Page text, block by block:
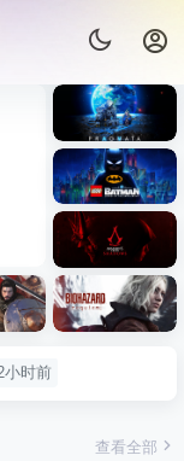
《识质存
在/PRAG
MATA》
免安装中
文版
《乐高蝙
蝠侠：黑
暗骑士之
Knight》
Creed
9：安魂
查看全部